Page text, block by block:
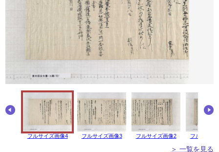
フルサイズ画像4 フルサイズ画像3 フルサイズ画像2 フルサイズ
＞ 一覧を見る